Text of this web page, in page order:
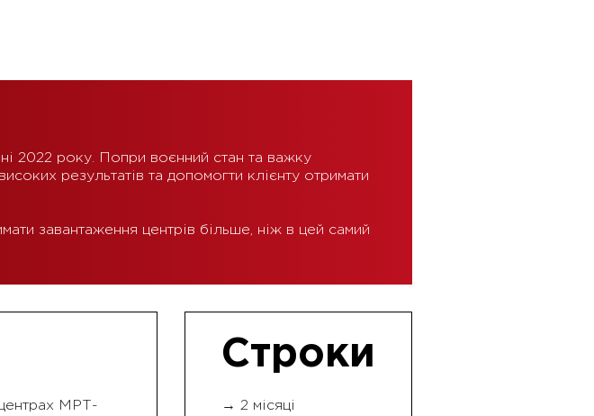
2022 року. Попри воєнний стан та важку
результатів та допомогти клієнту отримати
завантаження центрів більше, ніж в цей самий
МРТ-
Строки
→ 2 місяці